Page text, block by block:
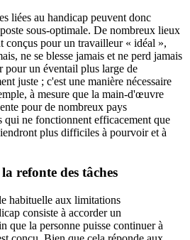
liées au handicap peuvent donc
sous-optimale. De nombreux lieux
conçus pour un travailleur « idéal »,
ne se blesse jamais et ne perd jamais
pour un éventail plus large de
juste ; c'est une manière nécessaire
à mesure que la main-d'œuvre
pour de nombreux pays
ne fonctionnent efficacement que
plus difficiles à pourvoir et à
refonte des tâches
habituelle aux limitations
consiste à accorder un
que la personne puisse continuer à